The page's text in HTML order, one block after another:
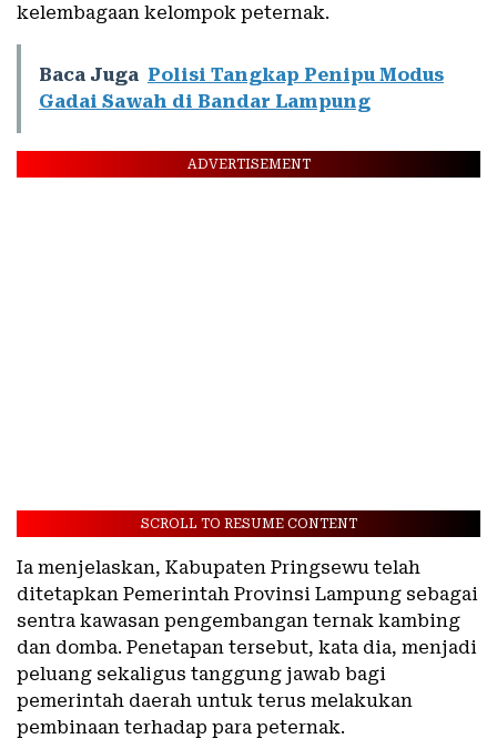
kelembagaan kelompok peternak.
Baca Juga Polisi Tangkap Penipu Modus
Gadai Sawah di Bandar Lampung
ADVERTISEMENT
SCROLL TO RESUME CONTENT
Ia menjelaskan, Kabupaten Pringsewu telah
ditetapkan Pemerintah Provinsi Lampung sebagai
sentra kawasan pengembangan ternak kambing
dan domba. Penetapan tersebut, kata dia, menjadi
peluang sekaligus tanggung jawab bagi
pemerintah daerah untuk terus melakukan
pembinaan terhadap para peternak.